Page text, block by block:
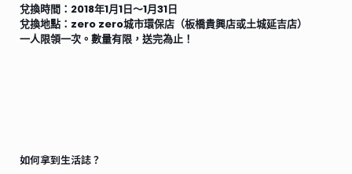
兌換時間：2018年1月1日～1月31日
兌換地點：zero zero城市環保店（板橋貴興店或土城延吉店）
一人限領一次。數量有限，送完為止！
如何拿到生活誌？